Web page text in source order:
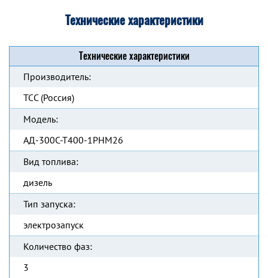
Технические характеристики
Технические характеристики
Производитель:
ТСС (Россия)
Модель:
АД-300С-Т400-1РНМ26
Вид топлива:
дизель
Тип запуска:
электрозапуск
Количество фаз:
3